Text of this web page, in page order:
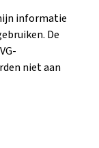
informatie
De
niet aan